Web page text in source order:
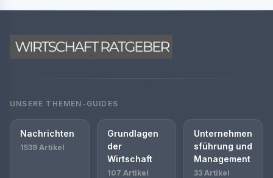
UNSERE THEMEN-GUIDES
Nachrichten
1539 Artikel
Grundlagen
der
Wirtschaft
107 Artikel
Unternehmen
sführung und
Management
33 Artikel